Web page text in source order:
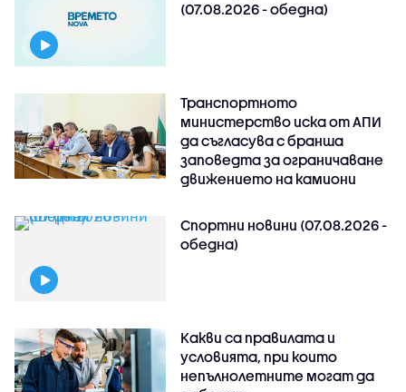
(07.08.2026 - обедна)
Транспортното
министерство иска от АПИ
да съгласува с бранша
заповедта за ограничаване
движението на камиони
Спортни новини (07.08.2026 -
обедна)
Какви са правилата и
условията, при които
непълнолетните могат да